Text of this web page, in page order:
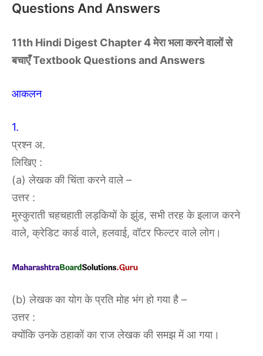
Questions And Answers
11th Hindi Digest Chapter 4 मेरा भला करने वालों से
बचाएँ Textbook Questions and Answers
आकलन
1.
प्रश्न अ.
लिखिए :
(a) लेखक की चिंता करने वाले –
उत्तर :
मुस्कुराती चहचहाती लड़कियों के झुंड, सभी तरह के इलाज करने
वाले, क्रेडिट कार्ड वाले, हलवाई, वॉटर फिल्टर वाले लोग।
(b) लेखक का योग के प्रति मोह भंग हो गया है –
उत्तर :
क्योंकि उनके ठहाकों का राज लेखक की समझ में आ गया।